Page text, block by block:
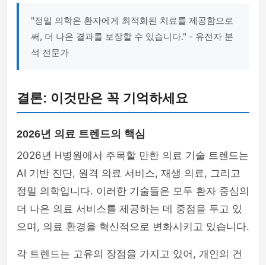
"정밀 의학은 환자에게 최적화된 치료를 제공함으로
써, 더 나은 결과를 보장할 수 있습니다." - 유전자 분
석 전문가
결론: 이것만은 꼭 기억하세요
2026년 의료 트렌드의 핵심
2026년 H병원에서 주목할 만한 의료 기술 트렌드는
AI 기반 진단, 원격 의료 서비스, 재생 의료, 그리고
정밀 의학입니다. 이러한 기술들은 모두 환자 중심의
더 나은 의료 서비스를 제공하는 데 중점을 두고 있
으며, 의료 환경을 혁신적으로 변화시키고 있습니다.
각 트렌드는 고유의 장점을 가지고 있어, 개인의 건